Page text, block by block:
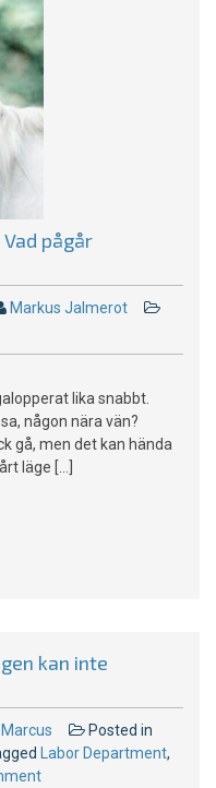
pågår
Markus Jalmerot
lika snabbt.
någon nära vän?
gå, men det kan hända
läge […]
kan inte
Marcus
Posted in
Labor Department,